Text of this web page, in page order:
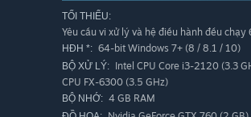
Forge your own playstyle with
Inquisitor while enemies close in
TỐI THIỂU:
Yêu cầu vi xử lý và hệ điều hành đều chạy
HĐH *: 64-bit Windows 7+ (8 / 8.1 / 10)
BỘ XỬ LÝ: Intel CPU Core i3-2120 (3.3
CPU FX-6300 (3.5 GHz)
BỘ NHỚ: 4 GB RAM